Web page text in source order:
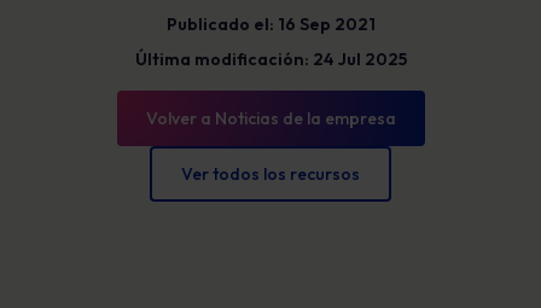
Publicado el: 16 Sep 2021
Última modificación: 24 Jul 2025
Volver a Noticias de la empresa
Ver todos los recursos